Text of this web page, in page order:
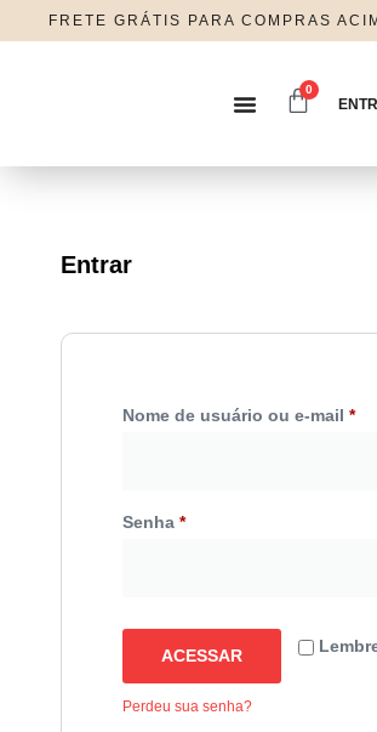
FRETE GRÁTIS PARA COMPRAS
0
Entrar
Nome de usuário ou e-mail *
Senha *
ACESSAR
Perdeu sua senha?